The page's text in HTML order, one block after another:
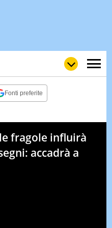
NEWS
STORIE
Fonti preferite
fragole influirà
accadrà a